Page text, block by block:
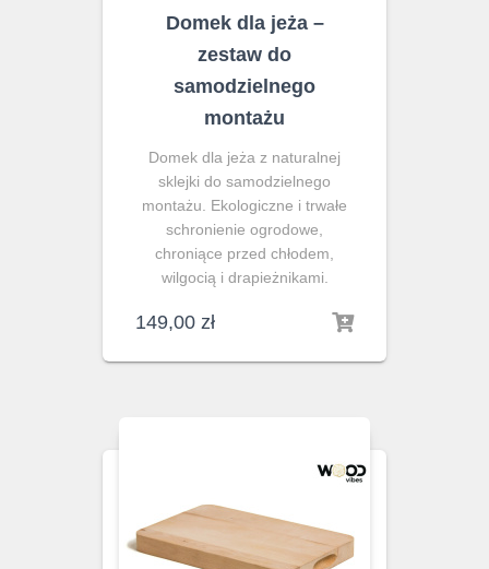
Domek dla jeża –
zestaw do
samodzielnego
montażu
Domek dla jeża z naturalnej
sklejki do samodzielnego
montażu. Ekologiczne i trwałe
schronienie ogrodowe,
chroniące przed chłodem,
wilgocią i drapieżnikami.
149,00 zł